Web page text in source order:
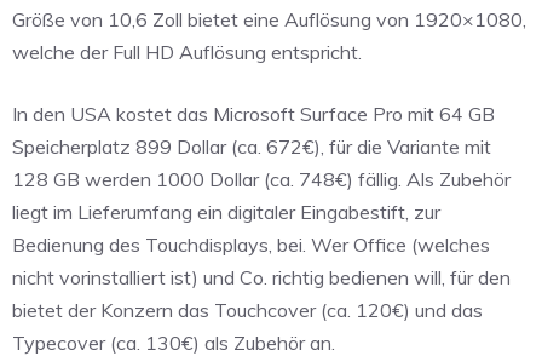
Größe von 10,6 Zoll bietet eine Auflösung von 1920×1080,
welche der Full HD Auflösung entspricht.
In den USA kostet das Microsoft Surface Pro mit 64 GB
Speicherplatz 899 Dollar (ca. 672€), für die Variante mit
128 GB werden 1000 Dollar (ca. 748€) fällig. Als Zubehör
liegt im Lieferumfang ein digitaler Eingabestift, zur
Bedienung des Touchdisplays, bei. Wer Office (welches
nicht vorinstalliert ist) und Co. richtig bedienen will, für den
bietet der Konzern das Touchcover (ca. 120€) und das
Typecover (ca. 130€) als Zubehör an.